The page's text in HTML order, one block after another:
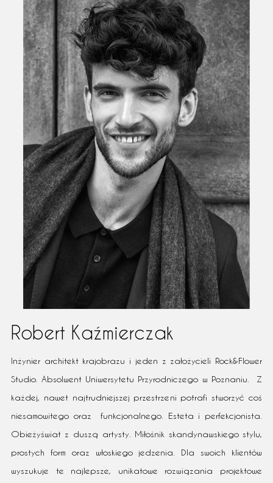
Robert Kaźmierczak
Inżynier architekt krajobrazu i jeden z założycieli Rock&Flower
Studio. Absolwent Uniwersytetu Przyrodniczego w Poznaniu. Z
każdej, nawet najtrudniejszej przestrzeni potrafi stworzyć coś
niesamowitego oraz funkcjonalnego. Esteta i perfekcjonista.
Obieżyświat z duszą artysty. Miłośnik skandynawskiego stylu,
prostych form oraz włoskiego jedzenia. Dla swoich klientów
wyszukuje te najlepsze, unikatowe rozwiązania projektowe